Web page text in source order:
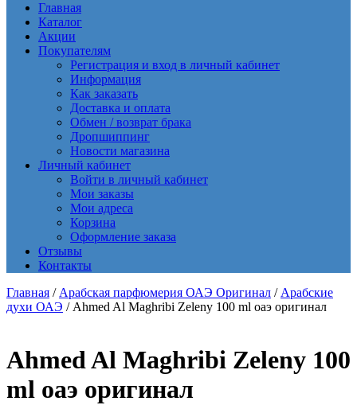
Главная
Каталог
Акции
Покупателям
Регистрация и вход в личный кабинет
Информация
Как заказать
Доставка и оплата
Обмен / возврат брака
Дропшиппинг
Новости магазина
Личный кабинет
Войти в личный кабинет
Мои заказы
Мои адреса
Корзина
Оформление заказа
Отзывы
Контакты
Главная / Арабская парфюмерия ОАЭ Оригинал / Арабские
духи ОАЭ / Ahmed Al Maghribi Zeleny 100 ml оаэ оригинал
Ahmed Al Maghribi Zeleny 100
ml оаэ оригинал